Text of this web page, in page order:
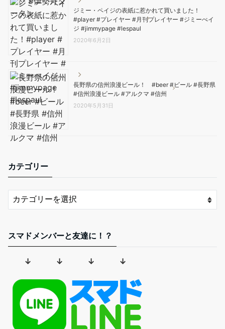
ジミー・ペイジの表紙に惹かれて買いました！
#player #プレイヤー #月刊プレイヤー #ジミーぺイ
ジ #jimmypage #lespaul
2020年6月2日
長野県の信州浪漫ビール！ #beer #ビール #長野県
#信州浪漫ビール #アルクマ #信州
2020年5月31日
カテゴリー
スマドメンバーと友達に！？
↓ ↓ ↓ ↓